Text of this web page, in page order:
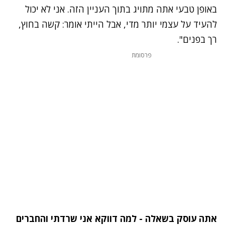
באופן טבעי אתה מתויג בתוך העניין הזה. אני לא יכול
להעיד על עצמי יותר מדי, אבל הייתי אומר: קשה בחוץ,
רך בפנים".
פרסומת
אתה עוסק בשאלה - למה דווקא אני שרדתי והחברים